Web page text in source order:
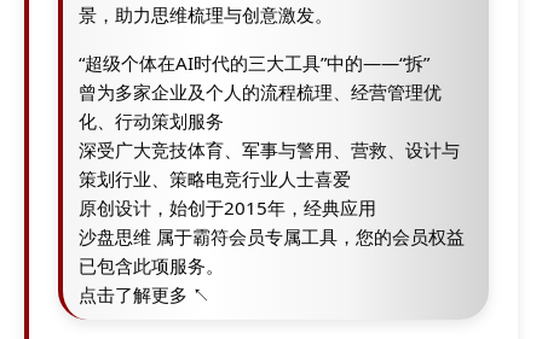
景，助力思维梳理与创意激发。
“超级个体在AI时代的三大工具”中的——“拆”
曾为多家企业及个人的流程梳理、经营管理优
化、行动策划服务
深受广大竞技体育、军事与警用、营救、设计与
策划行业、策略电竞行业人士喜爱
原创设计，始创于2015年，经典应用
沙盘思维 属于霸符会员专属工具，您的会员权益
已包含此项服务。
点击了解更多 ↖